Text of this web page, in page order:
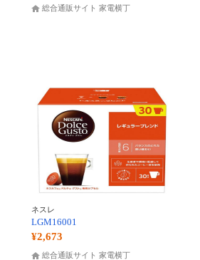
総合通販サイト 家電横丁
ネスレ
LGM16001
¥2,673
総合通販サイト 家電横丁